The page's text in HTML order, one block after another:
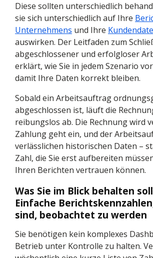
Diese sollten unterschiedlich
sie sich unterschiedlich auf Ihre
Unternehmens und Ihre
auswirken. Der Leitfaden zum
abgeschlossener und erfolgloser
erklärt, wie Sie in jedem Szenario
damit Ihre Daten korrekt bleiben.
Sobald ein Arbeitsauftrag
abgeschlossen ist, läuft die
reibungslos ab. Die Rechnung wird
Zahlung geht ein, und der
verlässlichen historischen Daten –
Zahl, die Sie erst aufbereiten
Ihren Berichten vertrauen können.
Was Sie im Blick behalten
Einfache
sind, beobachtet zu werden
Sie benötigen kein komplexes
Betrieb unter Kontrolle zu halten.